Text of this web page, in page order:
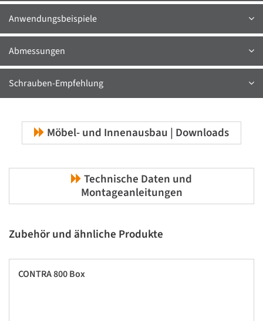
Anwendungsbeispiele
Abmessungen
Schrauben-Empfehlung
Möbel- und Innenausbau | Downloads
Technische Daten und
Montageanleitungen
Zubehör und ähnliche Produkte
CONTRA 800 Box